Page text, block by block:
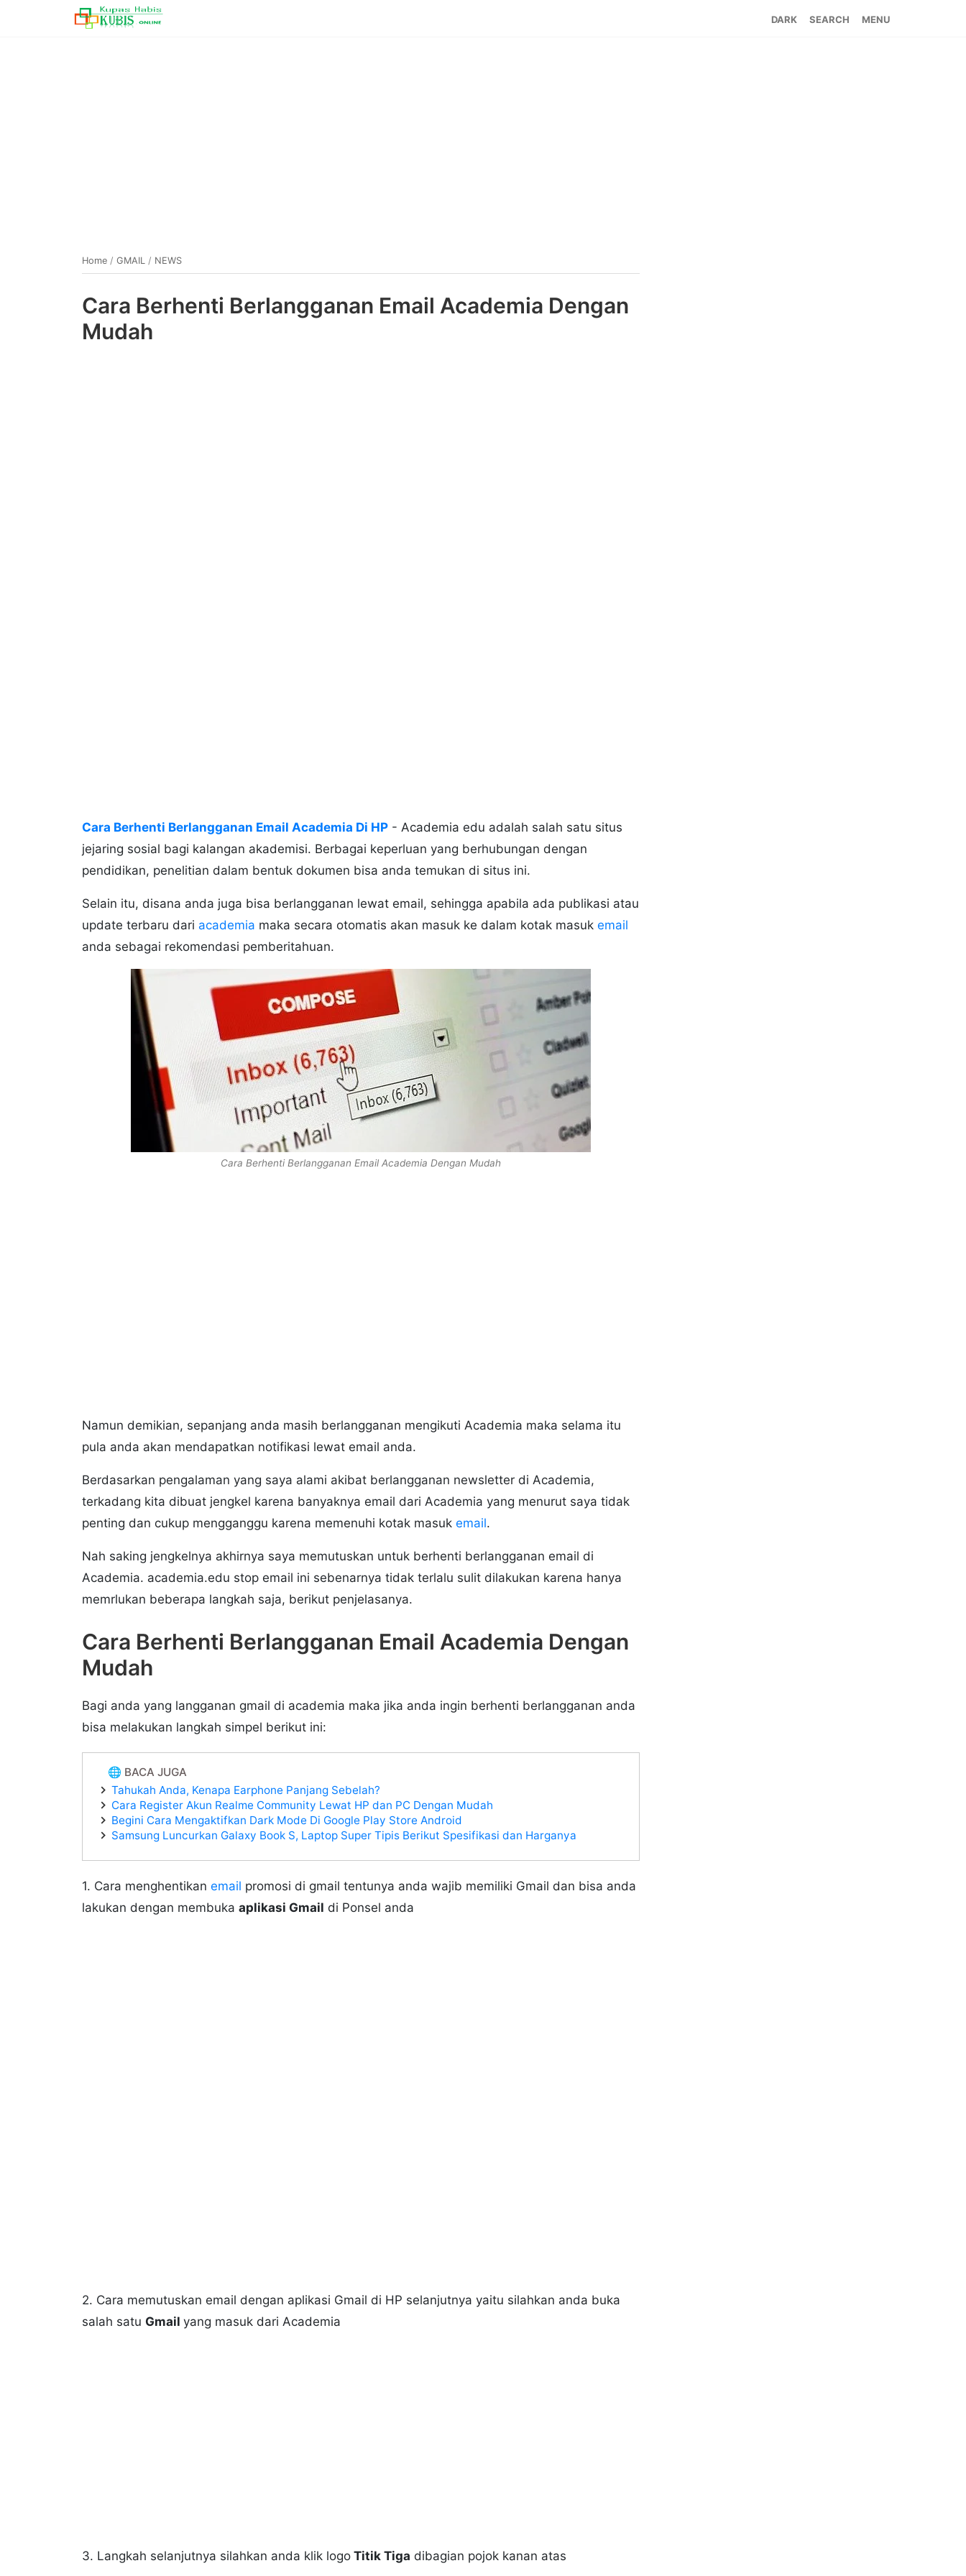
SEARCH MENU
Home / GMAIL / NEWS
Cara Berhenti Berlangganan Email Academia Dengan
Mudah
Cara Berhenti Berlangganan Email Academia Di HP - Academia edu adalah salah satu situs
jejaring sosial bagi kalangan akademisi. Berbagai keperluan yang berhubungan dengan
pendidikan, penelitian dalam bentuk dokumen bisa anda temukan di situs ini.
Selain itu, disana anda juga bisa berlangganan lewat email, sehingga apabila ada publikasi atau
update terbaru dari academia maka secara otomatis akan masuk ke dalam kotak masuk email
anda sebagai rekomendasi pemberitahuan.
Cara Berhenti Berlangganan Email Academia Dengan Mudah
Namun demikian, sepanjang anda masih berlangganan mengikuti Academia maka selama itu
pula anda akan mendapatkan notifikasi lewat email anda.
Berdasarkan pengalaman yang saya alami akibat berlangganan newsletter di Academia,
terkadang kita dibuat jengkel karena banyaknya email dari Academia yang menurut saya tidak
penting dan cukup mengganggu karena memenuhi kotak masuk email.
Nah saking jengkelnya akhirnya saya memutuskan untuk berhenti berlangganan email di
Academia. academia.edu stop email ini sebenarnya tidak terlalu sulit dilakukan karena hanya
memrlukan beberapa langkah saja, berikut penjelasanya.
Cara Berhenti Berlangganan Email Academia Dengan
Mudah
Bagi anda yang langganan gmail di academia maka jika anda ingin berhenti berlangganan anda
bisa melakukan langkah simpel berikut ini:
🌐 BACA JUGA
Tahukah Anda, Kenapa Earphone Panjang Sebelah?
Cara Register Akun Realme Community Lewat HP dan PC Dengan Mudah
Begini Cara Mengaktifkan Dark Mode Di Google Play Store Android
Samsung Luncurkan Galaxy Book S, Laptop Super Tipis Berikut Spesifikasi dan Harganya
1. Cara menghentikan email promosi di gmail tentunya anda wajib memiliki Gmail dan bisa anda
lakukan dengan membuka aplikasi Gmail di Ponsel anda
2. Cara memutuskan email dengan aplikasi Gmail di HP selanjutnya yaitu silahkan anda buka
salah satu Gmail yang masuk dari Academia
3. Langkah selanjutnya silahkan anda klik logo Titik Tiga dibagian pojok kanan atas